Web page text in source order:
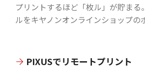
プリントするほど「枚ル」が貯まる
ルをキヤノンオンラインショップの
PIXUSでリモートプリント